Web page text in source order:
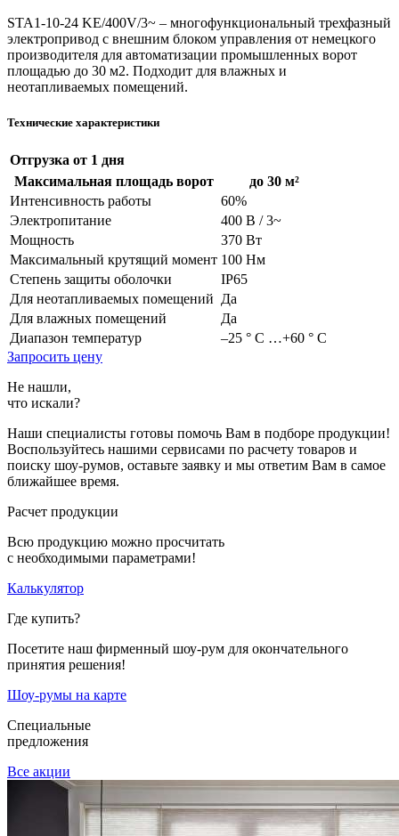
STA1-10-24 KE/400V/3~ – многофункциональный трехфазный
электропривод с внешним блоком управления от немецкого
производителя для автоматизации промышленных ворот
площадью до 30 м2. Подходит для влажных и
неотапливаемых помещений.
Технические характеристики
Отгрузка от 1 дня
Максимальная площадь ворот
до 30 м²
Интенсивность работы
60%
Электропитание
400 В / 3~
Мощность
370 Вт
Максимальный крутящий момент 100 Hм
Степень защиты оболочки
IP65
Для неотапливаемых помещений Да
Для влажных помещений
Да
Диапазон температур
–25 ° С …+60 ° С
Запросить цену
Не нашли,
что искали?
Наши специалисты готовы помочь Вам в подборе продукции!
Воспользуйтесь нашими сервисами по расчету товаров и
поиску шоу-румов, оставьте заявку и мы ответим Вам в самое
ближайшее время.
Расчет продукции
Всю продукцию можно просчитать
с необходимыми параметрами!
Калькулятор
Где купить?
Посетите наш фирменный шоу-рум для окончательного
принятия решения!
Шоу-румы на карте
Специальные
предложения
Все акции